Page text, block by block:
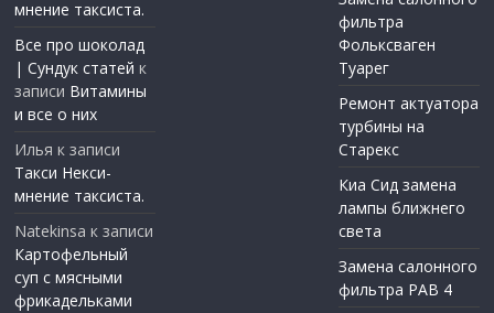
мнение таксиста.
Все про шоколад
| Сундук статей к
записи Витамины
и все о них
Илья к записи
Такси Некси-
мнение таксиста.
Natekinsa к записи
Картофельный
суп с мясными
фрикадельками
фильтра
Фольксваген
Туарег
Ремонт актуатора
турбины на
Старекс
Киа Сид замена
лампы ближнего
света
Замена салонного
фильтра РАВ 4